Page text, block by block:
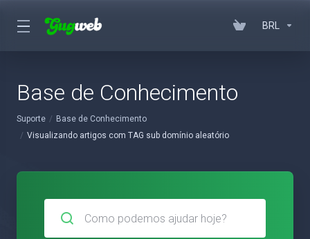
BRL
Base de Conhecimento
Suporte
Base de Conhecimento
Visualizando artigos com TAG sub domínio aleatório